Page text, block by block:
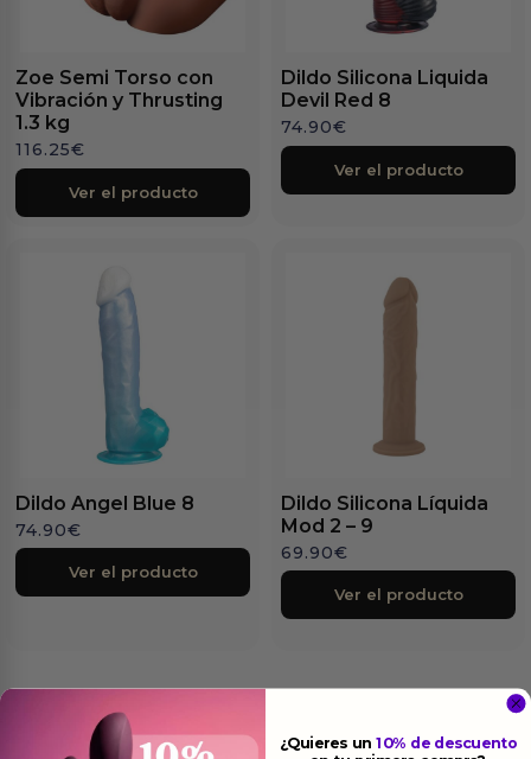
Zoe Semi Torso con
Vibración y Thrusting
1.3 kg
116.25€
Ver el producto
Dildo Silicona Liquida
Devil Red 8
74.90€
Ver el producto
Dildo Angel Blue 8
74.90€
Ver el producto
Dildo Silicona Líquida
Mod 2 – 9
69.90€
Ver el producto
¿Quieres un10% de descuento